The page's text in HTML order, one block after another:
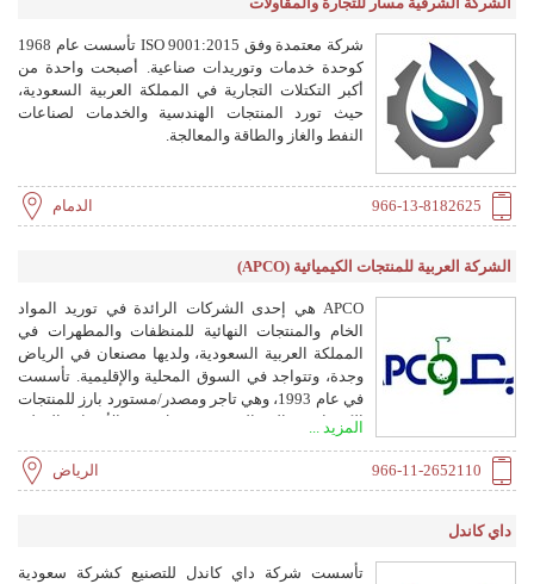
RGT على تصميم محطات التناضح العكسي، وفلاتر
الصرف الصحي، والمحطات البحرية، ومحطات التبخير
وغيرها من المنتجات للسوق المحلي والأسواق الدولية.
كما نوفر قطع الغيار، وشاركنا في العديد من المعارض
الدولية لعرض منتجاتنا في الأسواق الدولية مثل لاس
فيغاس في أمريكا وأمستردام في هولندا. أعمال الفيبر
محطات معالجة المياه والصرف الصحي، والمصارف
الصناعية، وأنظمة الضباب والرذاذ، وأنظمة الري
وتكييف الهواء، والنوافير، وحمامات السباحة، وأنظمة
المياه، ومضخات المياه، وخطوط الإنتاج، ومصائد
الزيوت، ولوحات التحكم الكهربائية، والمواد الكيميائية
بجميع أنواعها، والفلاتر، وأبراج التبريد، ومياه التبريد
والتدفئة، وقطع الغيار، وأدوات السباكة، والبخار والغاز.
تتم جميع أعمال العزل من خلال مصانع الشركة. لقد
نفذنا العديد من المشاريع حول العالم مثل أفريقيا
والبرازيل والولايات المتحدة الأمريكية، وخاصة في ولاية
تكساس تحت إشراف مهندسين أكفاء وخبرات عربية
وأجنبية.
شركة معتمدة وفق ISO 9001:2015 تأسست عام 1968
كوحدة خدمات وتوريدات صناعية. أصبحت واحدة من
أكبر التكتلات التجارية في المملكة العربية السعودية،
حيث تورد المنتجات الهندسية والخدمات لصناعات
النفط والغاز والطاقة والمعالجة.
966-13-8182625 الدمام
الشركة العربية للمنتجات الكيميائية (APCO)
APCO هي إحدى الشركات الرائدة في توريد المواد
الخام والمنتجات النهائية للمنظفات والمطهرات في
المملكة العربية السعودية، ولديها مصنعان في الرياض
وجدة، وتتواجد في السوق المحلية والإقليمية. تأسست
في عام 1993، وهي تاجر ومصدر/مستورد بارز للمنتجات
الكيميائية عالية الجودة، وتعمل في الأسواق الدولية
مثل الصابون والمنظفات والأدوية ومستحضرات
التجميل والأحماض ومعالجة المياه والأغذية والأعلاف
المزيد ...
966-11-2652110 الرياض
داي كاندل
تأسست شركة داي كاندل للتصنيع كشركة سعودية